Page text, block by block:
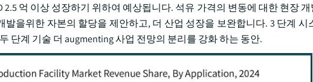
2.5 억 이상 성장하기 위하여 예상됩니다. 석유 가격의 변동에 대한 현장
을위한 자본의 할당을 제안하고, 더 산업 성장을 보완합니다. 3 단계 시
단계 기술 더 augmenting 사업 전망의 분리를 강화 하는 동안.